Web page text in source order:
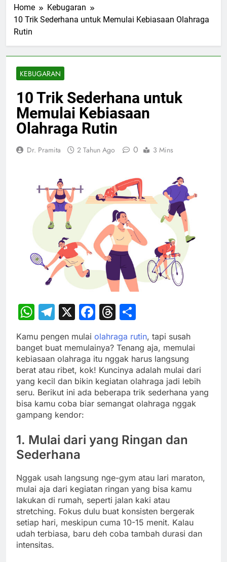
Home
Kebugaran
10 Trik Sederhana untuk Memulai Kebiasaan Olahraga
Rutin
KEBUGARAN
10 Trik Sederhana untuk
Memulai Kebiasaan
Olahraga Rutin
Dr. Pramita 2 Tahun Ago 0 3 Mins
WhatsApp
Telegram
X Facebook
Threads
Kamu pengen mulai olahraga rutin, tapi susah
banget buat memulainya? Tenang aja, memulai
kebiasaan olahraga itu nggak harus langsung
berat atau ribet, kok! Kuncinya adalah mulai dari
yang kecil dan bikin kegiatan olahraga jadi lebih
seru. Berikut ini ada beberapa trik sederhana yang
bisa kamu coba biar semangat olahraga nggak
gampang kendor:
1. Mulai dari yang Ringan dan
Sederhana
Nggak usah langsung nge-gym atau lari maraton,
mulai aja dari kegiatan ringan yang bisa kamu
lakukan di rumah, seperti jalan kaki atau
stretching. Fokus dulu buat konsisten bergerak
setiap hari, meskipun cuma 10-15 menit. Kalau
udah terbiasa, baru deh coba tambah durasi dan
intensitas.